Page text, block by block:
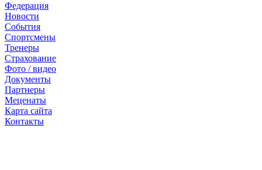
Федерация
Новости
События
Спортсмены
Тренеры
Страхование
Фото / видео
Документы
Партнеры
Меценаты
Карта сайта
Контакты